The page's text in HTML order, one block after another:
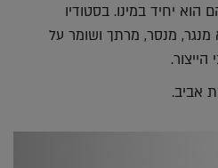
יחיד במינו. בסטודיו
מנגר, מנסר, מרתך ושומר על